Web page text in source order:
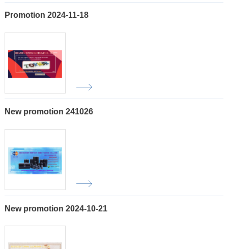
Promotion 2024-11-18
New promotion 241026
New promotion 2024-10-21